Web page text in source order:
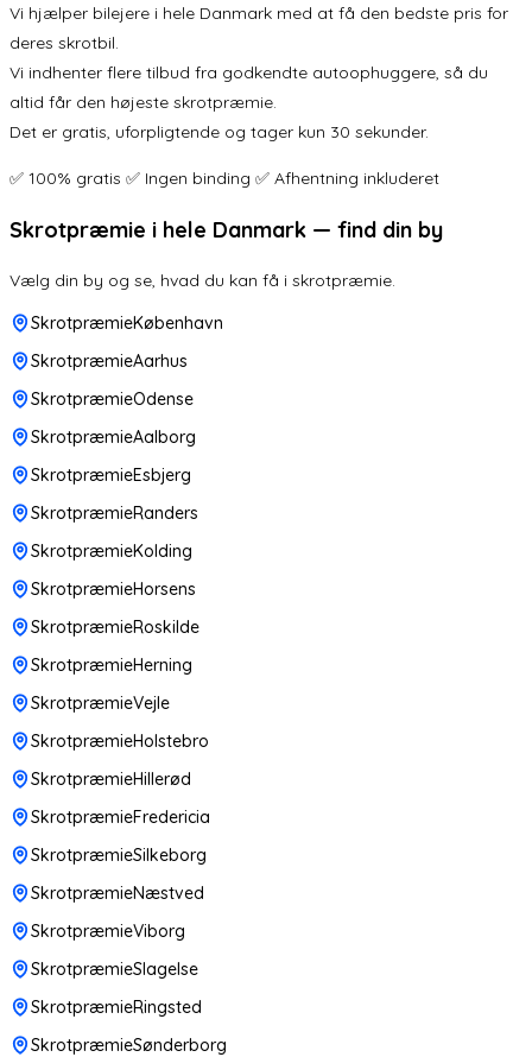
Vi hjælper bilejere i hele Danmark med at få den bedste pris for
deres skrotbil.
Vi indhenter flere tilbud fra godkendte autoophuggere, så du
altid får den højeste skrotpræmie.
Det er gratis, uforpligtende og tager kun 30 sekunder.
✅ 100% gratis ✅ Ingen binding ✅ Afhentning inkluderet
Skrotpræmie i hele Danmark — find din by
Vælg din by og se, hvad du kan få i skrotpræmie.
SkrotpræmieKøbenhavn
SkrotpræmieAarhus
SkrotpræmieOdense
SkrotpræmieAalborg
SkrotpræmieEsbjerg
SkrotpræmieRanders
SkrotpræmieKolding
SkrotpræmieHorsens
SkrotpræmieRoskilde
SkrotpræmieHerning
SkrotpræmieVejle
SkrotpræmieHolstebro
SkrotpræmieHillerød
SkrotpræmieFredericia
SkrotpræmieSilkeborg
SkrotpræmieNæstved
SkrotpræmieViborg
SkrotpræmieSlagelse
SkrotpræmieRingsted
SkrotpræmieSønderborg